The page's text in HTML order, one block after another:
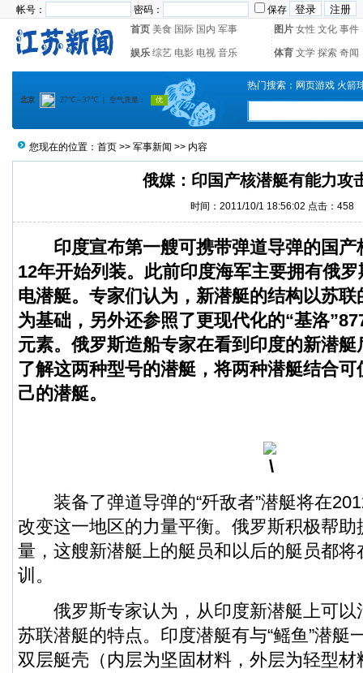
帐号： 密码：
保存
首页 美食 国际 国内 军事 图片 女性 文化 事件
娱乐 综艺 电影 电视 音乐 体育 文学 探索 奇闻
热门搜索： 网页游戏 火箭
您现在的位置： 首页 >> 军事新闻 >> 内容
俄媒：印国产核潜艇有能力攻
时间：2011/10/1 18:56:02 点击： 458
印度宣布第一艘可携带弹道导弹的国产
12年开始列装。此前印度海军主要拥有俄
电潜艇。专家们认为，新潜艇的结构以苏联
为基础，另外还参照了更现代化的“基洛
元素。俄罗斯造船专家在看到印度的新潜
了解这两种型号的潜艇，将两种潜艇结合
己的潜艇。
装备了弹道导弹的“歼敌者”潜艇将在
改变这一地区的力量平衡。俄罗斯积极帮
量，这艘新潜艇上的艇员和以后的艇员都
训。
俄罗斯专家认为，从印度新潜艇上可以
苏联潜艇的特点。印度潜艇有与“鳐鱼”潜艇
双层艇壳（内层为坚固材料，外层为轻型